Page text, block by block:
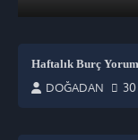
Haftalık Burç
DOĞADAN